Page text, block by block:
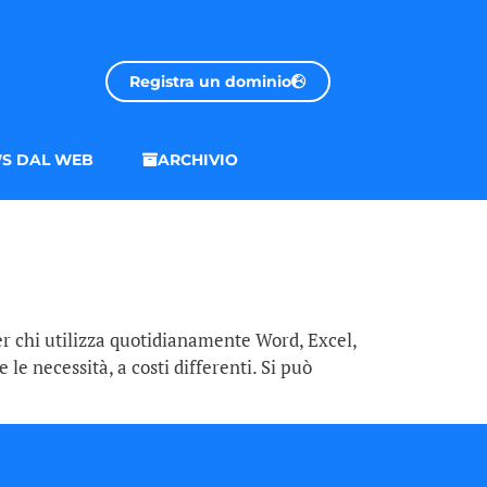
Registra un dominio
DAL WEB ARCHIVIO
chi utilizza quotidianamente Word, Excel,
le necessità, a costi differenti. Si può